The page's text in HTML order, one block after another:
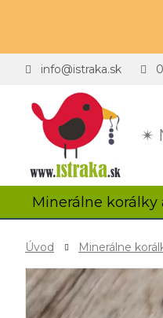
✴
info@istraka.sk
Minerálne
Úvod Minerálne